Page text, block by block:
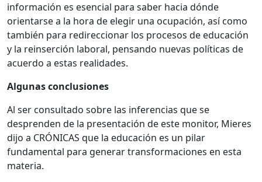
información es esencial para saber hacia dónde
orientarse a la hora de elegir una ocupación, así como
también para redireccionar los procesos de educación
y la reinserción laboral, pensando nuevas políticas de
acuerdo a estas realidades.
Algunas conclusiones
Al ser consultado sobre las inferencias que se
desprenden de la presentación de este monitor, Mieres
dijo a CRÓNICAS que la educación es un pilar
fundamental para generar transformaciones en esta
materia.